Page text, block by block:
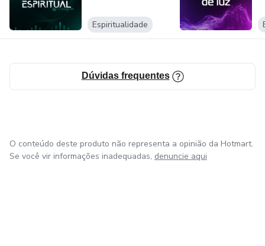
Espiritualidade
Dúvidas frequentes
O conteúdo deste produto não representa a opinião da Hotmart.
Se você vir informações inadequadas, denuncie aqui